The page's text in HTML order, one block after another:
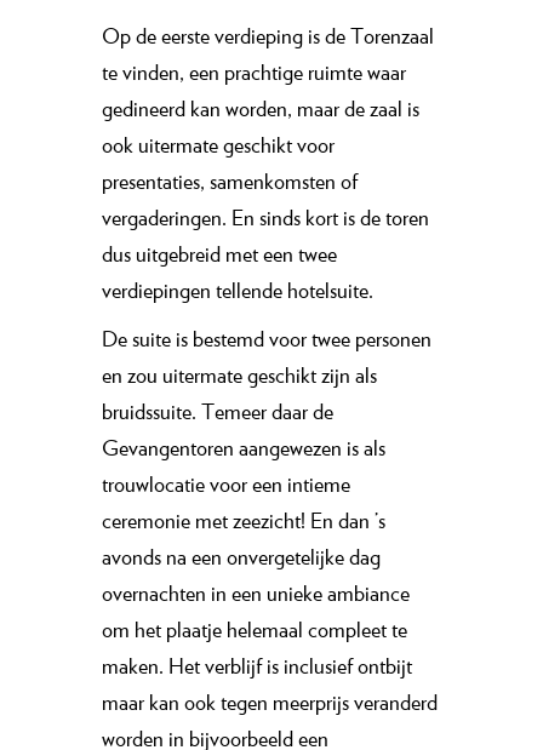
Op de eerste verdieping is de Torenzaal
te vinden, een prachtige ruimte waar
gedineerd kan worden, maar de zaal is
ook uitermate geschikt voor
presentaties, samenkomsten of
vergaderingen. En sinds kort is de toren
dus uitgebreid met een twee
verdiepingen tellende hotelsuite.
De suite is bestemd voor twee personen
en zou uitermate geschikt zijn als
bruidssuite. Temeer daar de
Gevangentoren aangewezen is als
trouwlocatie voor een intieme
ceremonie met zeezicht! En dan ’s
avonds na een onvergetelijke dag
overnachten in een unieke ambiance
om het plaatje helemaal compleet te
maken. Het verblijf is inclusief ontbijt
maar kan ook tegen meerprijs veranderd
worden in bijvoorbeeld een